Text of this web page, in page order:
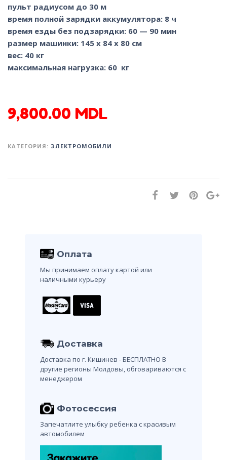
пульт радиусом до 30 м
время полной зарядки аккумулятора: 8 ч
время езды без подзарядки: 60 — 90 мин
размер машинки: 145 х 84 х 80 см
вес: 40 кг
максимальная нагрузка: 60 кг
9,800.00 MDL
КАТЕГОРИЯ: ЭЛЕКТРОМОБИЛИ
Оплата
Мы принимаем оплату картой или
наличными курьеру
Доставка
Доставка по г. Кишинев - БЕСПЛАТНО В
другие регионы Молдовы, обговариваются с
менеджером
Фотосессия
Запечатлите улыбку ребенка с красивым
автомобилем